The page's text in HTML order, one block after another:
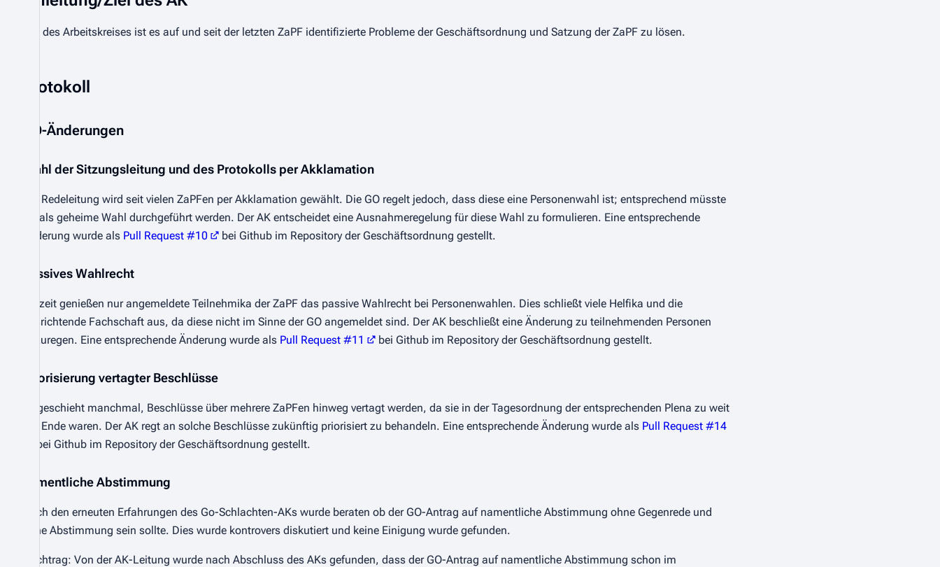
Ziel des Arbeitskreises ist es auf und seit der letzten ZaPF identifizierte Probleme der Geschäftsordnung und Satzung der ZaPF zu lösen.
Protokoll
GO-Änderungen
Wahl der Sitzungsleitung und des Protokolls per Akklamation
Die Redeleitung wird seit vielen ZaPFen per Akklamation gewählt. Die GO regelt jedoch, dass diese eine Personenwahl ist; entsprechend müsste
sie als geheime Wahl durchgeführt werden. Der AK entscheidet eine Ausnahmeregelung für diese Wahl zu formulieren. Eine entsprechende
Änderung wurde als Pull Request #10 bei Github im Repository der Geschäftsordnung gestellt.
passives Wahlrecht
Derzeit genießen nur angemeldete Teilnehmika der ZaPF das passive Wahlrecht bei Personenwahlen. Dies schließt viele Helfika und die
ausrichtende Fachschaft aus, da diese nicht im Sinne der GO angemeldet sind. Der AK beschließt eine Änderung zu teilnehmenden Personen
anzuregen. Eine entsprechende Änderung wurde als Pull Request #11 bei Github im Repository der Geschäftsordnung gestellt.
Priorisierung vertagter Beschlüsse
Es geschieht manchmal, Beschlüsse über mehrere ZaPFen hinweg vertagt werden, da sie in der Tagesordnung der entsprechenden Plena zu weit
am Ende waren. Der AK regt an solche Beschlüsse zukünftig priorisiert zu behandeln. Eine entsprechende Änderung wurde als Pull Request #14
bei Github im Repository der Geschäftsordnung gestellt.
namentliche Abstimmung
Nach den erneuten Erfahrungen des Go-Schlachten-AKs wurde beraten ob der GO-Antrag auf namentliche Abstimmung ohne Gegenrede und
ohne Abstimmung sein sollte. Dies wurde kontrovers diskutiert und keine Einigung wurde gefunden.
Nachtrag: Von der AK-Leitung wurde nach Abschluss des AKs gefunden, dass der GO-Antrag auf namentliche Abstimmung schon im